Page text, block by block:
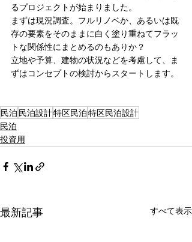
るプロジェクトが始まりました。
まずは現況調査。フルリノベか、あるいは既
存の要素をそのままに白く塗り重ねてフラッ
トな関係性にまとめるのもありか？
立地や予算、建物の状況などを考慮して、ま
ずはコンセプトの検討からスタートします。
民泊 民泊設計特区民泊特区民泊設計
民泊
投資用
最新記事 すべて表示